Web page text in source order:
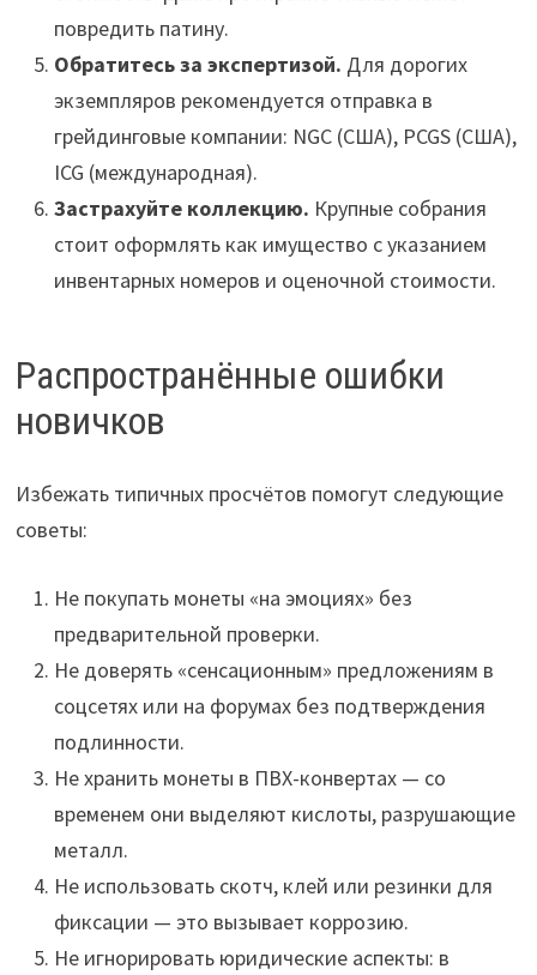
повредить патину.
Обратитесь за экспертизой. Для дорогих
экземпляров рекомендуется отправка в
грейдинговые компании: NGC (США), PCGS (США),
ICG (международная).
Застрахуйте коллекцию. Крупные собрания
стоит оформлять как имущество с указанием
инвентарных номеров и оценочной стоимости.
Распространённые ошибки
новичков
Избежать типичных просчётов помогут следующие
советы:
Не покупать монеты «на эмоциях» без
предварительной проверки.
Не доверять «сенсационным» предложениям в
соцсетях или на форумах без подтверждения
подлинности.
Не хранить монеты в ПВХ-конвертах — со
временем они выделяют кислоты, разрушающие
металл.
Не использовать скотч, клей или резинки для
фиксации — это вызывает коррозию.
Не игнорировать юридические аспекты: в